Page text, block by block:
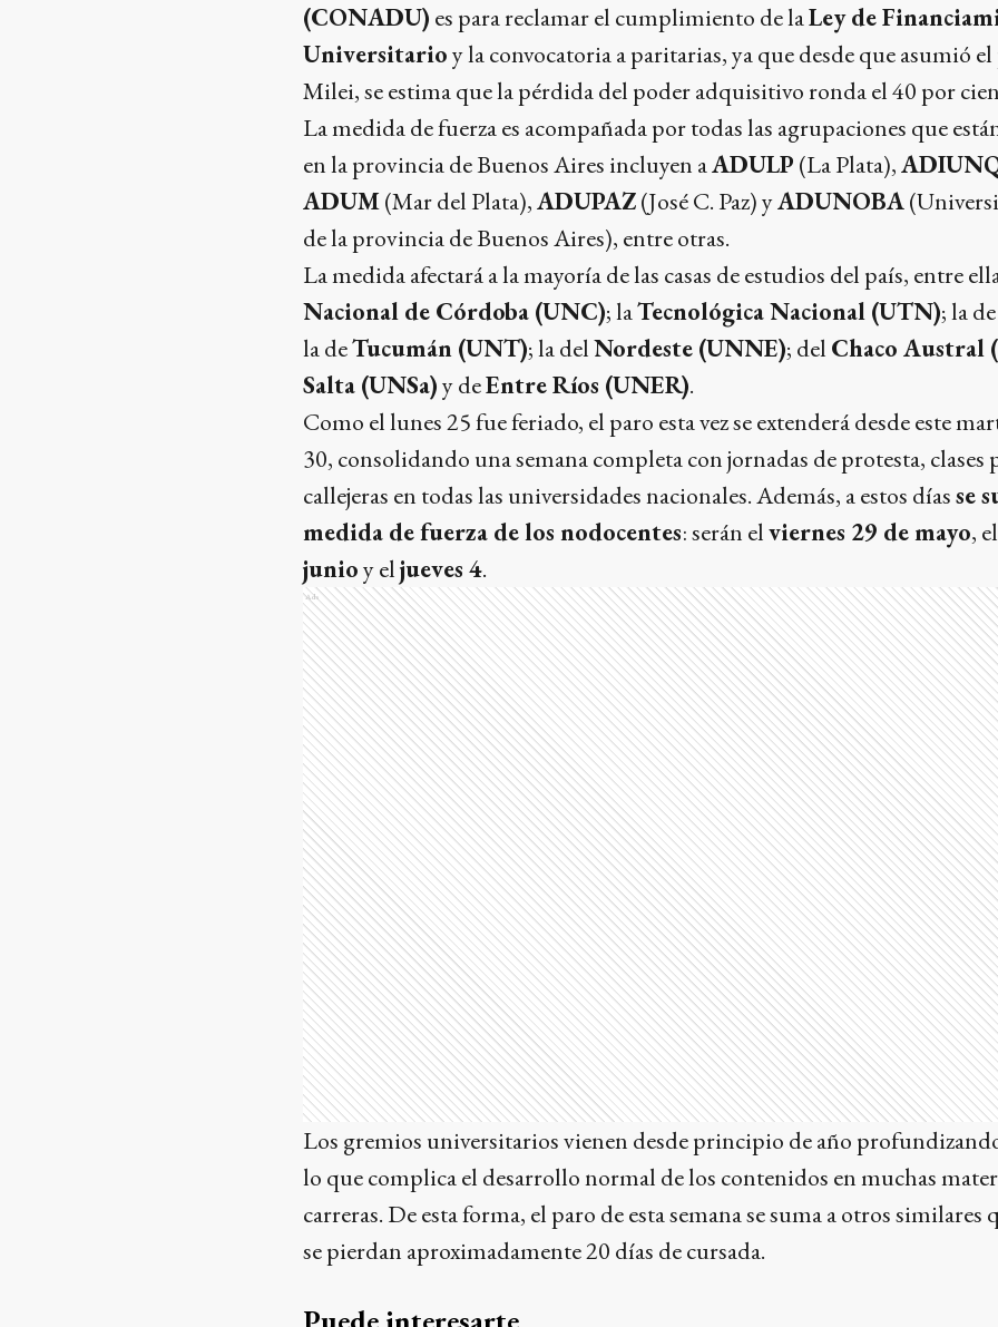
(CONADU) es para reclamar el cumplimiento de laLey de
Universitarioy la convocatoria a paritarias, ya que desde que asumió
Milei, se estima que la pérdida del poder adquisitivo ronda el 40 por
La medida de fuerza es acompañada por todas las agrupaciones que
en la provincia de Buenos Aires incluyen aADULP (La Plata),
ADUM(Mar del Plata),ADUPAZ(José C. Paz) yADUNOBA
de la provincia de Buenos Aires), entre otras.
La medida afectará a la mayoría de las casas de estudios del país, entre
Nacional de Córdoba (UNC); laTecnológica Nacional (UTN); la
la deTucumán (UNT); la delNordeste (UNNE); del Chaco Austral
Salta (UNSa)y deEntre Ríos (UNER).
Como el lunes 25 fue feriado, el paro esta vez se extenderá desde este
30, consolidando una semana completa con jornadas de protesta, clases
callejeras en todas las universidades nacionales. Además, a estos díasse
medida de fuerza de los nodocentes: serán elviernes 29 de mayo,
junioy eljueves 4.
Ads
Los gremios universitarios vienen desde principio de año
lo que complica el desarrollo normal de los contenidos en muchas
carreras. De esta forma, el paro de esta semana se suma a otros similares
se pierdan aproximadamente 20 días de cursada.